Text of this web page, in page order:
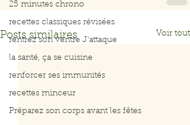
25 minutes chrono
recettes classiques révisées
rentrez son ventre J'attaque
la santé, ça se cuisine
renforcer ses immunités
recettes minceur
Préparez son corps avant les fêtes
Posts similaires Voir tout